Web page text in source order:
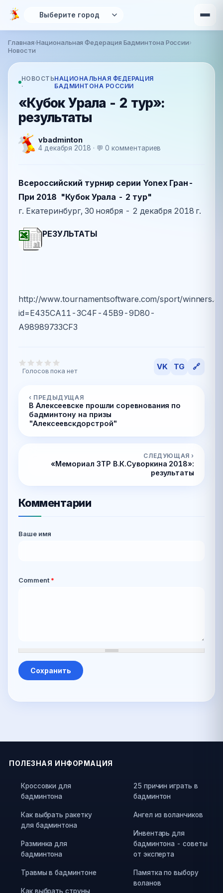
Перейти к основному содержанию
Вы здесь
Главная›Национальная Федерация Бадминтона России›
Новости
НОВОСТЬ
·
НАЦИОНАЛЬНАЯ ФЕДЕРАЦИЯ
БАДМИНТОНА РОССИИ
«Кубок Урала - 2 тур»:
результаты
vbadminton
4 декабря 2018 · 💬 0 комментариев
Всероссийский турнир серии Yonex Гран-
При 2018 "Кубок Урала - 2 тур"
г. Екатеринбург, 30 ноября - 2 декабря 2018 г.
РЕЗУЛЬТАТЫ
http://www.tournamentsoftware.com/sport/
id=E435CA11-3C4F-45B9-9D80-
A98989733CF3
Голосов пока нет VK TG 🔗
‹ ПРЕДЫДУЩАЯ
В Алексеевске прошли соревнования по
бадминтону на призы
"Алексеевскдорстрой"
СЛЕДУЮЩАЯ ›
«Мемориал ЗТР В.К.Суворкина 2018»:
результаты
Комментарии
Ваше имя
Comment *
ПОЛЕЗНАЯ ИНФОРМАЦИЯ
Кроссовки для
бадминтона
Как выбрать ракетку
для бадминтона
Разминка для
бадминтона
Травмы в бадминтоне
Как выбрать струны
25 причин играть в
бадминтон
Ангел из воланчиков
Инвентарь для
бадминтона - советы
от эксперта
Памятка по выбору
воланов